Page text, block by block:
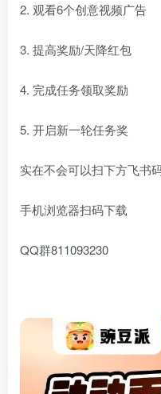
2. 观看6个创意视频广告
3. 提高奖励/天降红包
4. 完成任务领取奖励
5. 开启新一轮任务奖
实在不会可以扫下方飞书
手机浏览器扫码下载
QQ群811093230